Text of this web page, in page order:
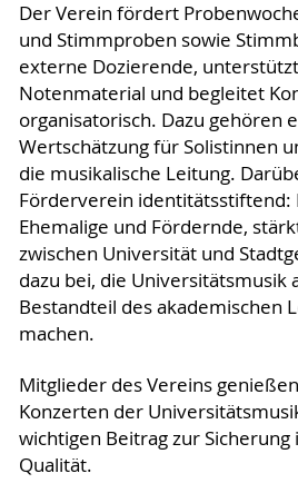
Der Verein fördert
und Stimmproben sowie
externe Dozierende,
Notenmaterial und begleitet
organisatorisch. Dazu gehören
Wertschätzung für Solistinnen
die musikalische Leitung.
Förderverein identitätsstiftend:
Ehemalige und Fördernde,
zwischen Universität und
dazu bei, die Universitätsmusik
Bestandteil des akademischen
machen.
Mitglieder des Vereins
Konzerten der
wichtigen Beitrag zur
Qualität.